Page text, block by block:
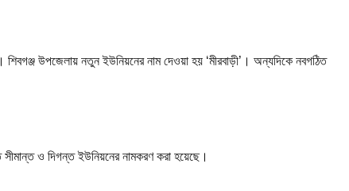
উপজেলায় নতুন ইউনিয়নের নাম দেওয়া হয় ‘মীরবাড়ী’। অন্যদিকে নবগঠিত
ও দিগন্ত ইউনিয়নের নামকরণ করা হয়েছে।